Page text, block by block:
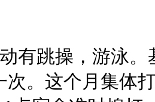
跳操，游泳。
次。这个月集体